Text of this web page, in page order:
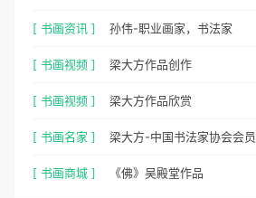
[ 书画资讯 ] 孙伟-职业画家，书法家
[ 书画视频 ] 梁大方作品创作
[ 书画视频 ] 梁大方作品欣赏
[ 书画名家 ] 梁大方-中国书法家协会会员
[ 书画商城 ] 《佛》吴殿堂作品